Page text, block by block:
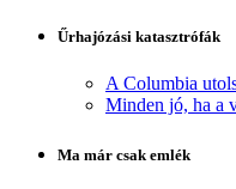
Űrhajózási katasztrófák
A Columbia
Minden jó, ha a
Ma már csak emlék